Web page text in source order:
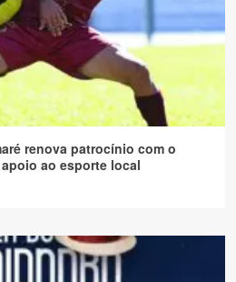
renova patrocínio com o
ao esporte local